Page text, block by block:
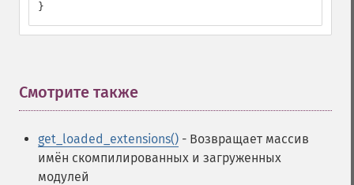
}
Смотрите также
get_loaded_extensions() - Возвращает массив
имён скомпилированных и загруженных
модулей